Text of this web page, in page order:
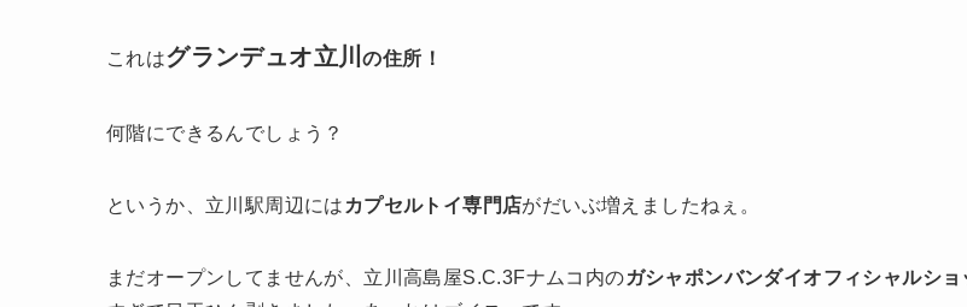
これはグランデュオ立川の住所！
何階にできるんでしょう？
というか、立川駅周辺には カプセルトイ専門店がだいぶ増えましたねぇ。
まだオープンしてませんが、立川高島屋S.C.3Fナムコ内のガシャポンバンダイオフィシャルショ